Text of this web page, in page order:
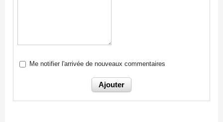
Me notifier l'arrivée de nouveaux commentaires